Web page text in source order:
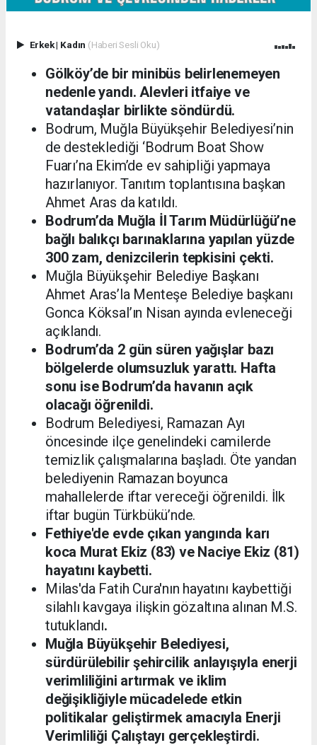
Erkek| Kadın (Haberi Sesli Oku)
Gölköy’de bir minibüs belirlenemeyen
nedenle yandı. Alevleri itfaiye ve
vatandaşlar birlikte söndürdü.
Bodrum, Muğla Büyükşehir Belediyesi’nin
de desteklediği ‘Bodrum Boat Show
Fuarı’na Ekim’de ev sahipliği yapmaya
hazırlanıyor. Tanıtım toplantısına başkan
Ahmet Aras da katıldı.
Bodrum’da Muğla İl Tarım Müdürlüğü’ne
bağlı balıkçı barınaklarına yapılan yüzde
300 zam, denizcilerin tepkisini çekti.
Muğla Büyükşehir Belediye Başkanı
Ahmet Aras’la Menteşe Belediye başkanı
Gonca Köksal’ın Nisan ayında evleneceği
açıklandı.
Bodrum’da 2 gün süren yağışlar bazı
bölgelerde olumsuzluk yarattı. Hafta
sonu ise Bodrum’da havanın açık
olacağı öğrenildi.
Bodrum Belediyesi, Ramazan Ayı
öncesinde ilçe genelindeki camilerde
temizlik çalışmalarına başladı. Öte yandan
belediyenin Ramazan boyunca
mahallelerde iftar vereceği öğrenildi. İlk
iftar bugün Türkbükü’nde.
Fethiye'de evde çıkan yangında karı
koca Murat Ekiz (83) ve Naciye Ekiz (81)
hayatını kaybetti.
Milas'da Fatih Cura'nın hayatını kaybettiği
silahlı kavgaya ilişkin gözaltına alınan M.S.
tutuklandı.
Muğla Büyükşehir Belediyesi,
sürdürülebilir şehircilik anlayışıyla enerji
verimliliğini artırmak ve iklim
değişikliğiyle mücadelede etkin
politikalar geliştirmek amacıyla Enerji
Verimliliği Çalıştayı gerçekleştirdi.